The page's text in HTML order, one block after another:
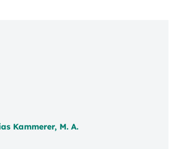
Kammerer, M. A.